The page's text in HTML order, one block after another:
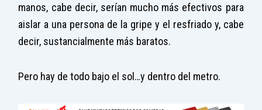
manos, cabe decir, serían mucho más efectivos para
aislar a una persona de la gripe y el resfriado y, cabe
decir, sustancialmente más baratos.
Pero hay de todo bajo el sol…y dentro del metro.